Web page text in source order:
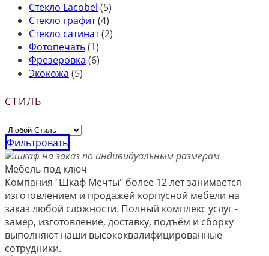
Стекло Lacobel (5)
Стекло графит(4)
Стекло сатинат(2)
Фотопечать(1)
Фрезеровка (6)
Экокожа (5)
СТИЛЬ
Фильтровать
Мебель под ключ
Компания "Шкаф Мечты" более 12 лет занимается
изготовлением и продажей корпусной мебели на
заказ любой сложности. Полный комплекс услуг -
замер, изготовление, доставку, подъём и сборку
выполняют наши высококвалифицированные
сотрудники.